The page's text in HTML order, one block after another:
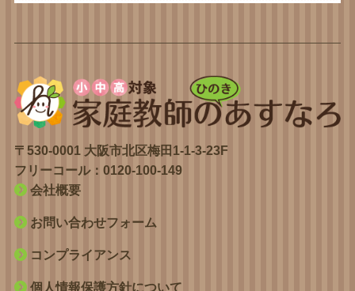
〒530-0001 大阪市北区梅田1-1-3-23F
フリーコール： 0120-100-149
会社概要
お問い合わせフォーム
コンプライアンス
個人情報保護方針について